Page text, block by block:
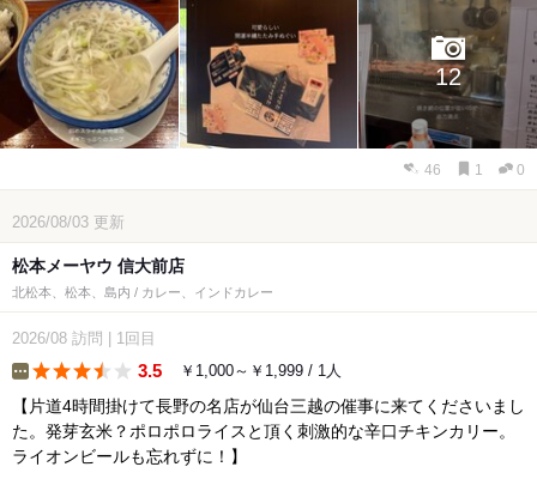
12
46 1 0
2026/08/03 更新
松本メーヤウ 信大前店
北松本、松本、島内 / カレー、インドカレー
2026/08 訪問 1回目
3.5 ￥1,000～￥1,999 / 1人
【片道4時間掛けて長野の名店が仙台三越の催事に来てくださいまし
た。発芽玄米？ポロポロライスと頂く刺激的な辛口チキンカリー。
ライオンビールも忘れずに！】